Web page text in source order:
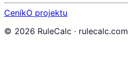
CeníkO projektu
© 2026 RuleCalc · rulecalc.com